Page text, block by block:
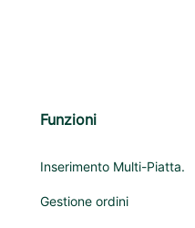
Funzioni
Inserimento Multi-Piatta.
Gestione ordini